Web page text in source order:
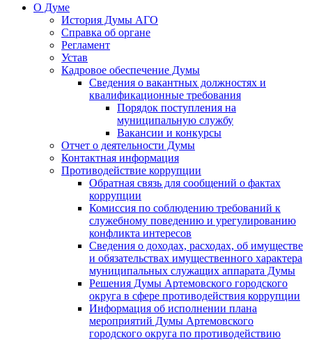
О Думе
История Думы АГО
Справка об органе
Регламент
Устав
Кадровое обеспечение Думы
Сведения о вакантных должностях и
квалификационные требования
Порядок поступления на
муниципальную службу
Вакансии и конкурсы
Отчет о деятельности Думы
Контактная информация
Противодействие коррупции
Обратная связь для сообщений о фактах
коррупции
Комиссия по соблюдению требований к
служебному поведению и урегулированию
конфликта интересов
Сведения о доходах, расходах, об имуществе
и обязательствах имущественного характера
муниципальных служащих аппарата Думы
Решения Думы Артемовского городского
округа в сфере противодействия коррупции
Информация об исполнении плана
мероприятий Думы Артемовского
городского округа по противодействию